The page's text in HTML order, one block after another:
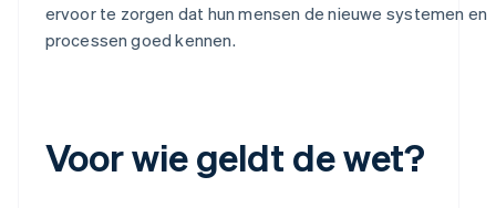
ervoor te zorgen dat hun mensen de nieuwe systemen en
processen goed kennen.
Voor wie geldt de wet?